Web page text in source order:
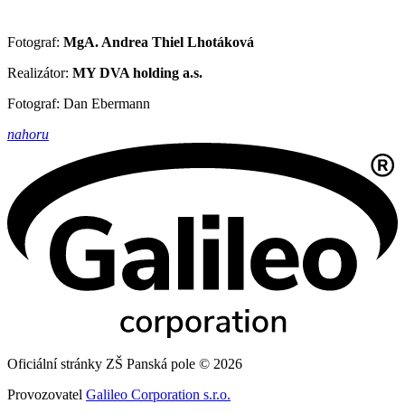
Fotograf: MgA. Andrea Thiel Lhotáková
Realizátor: MY DVA holding a.s.
Fotograf: Dan Ebermann
nahoru
Oficiální stránky ZŠ Panská pole © 2026
Provozovatel Galileo Corporation s.r.o.